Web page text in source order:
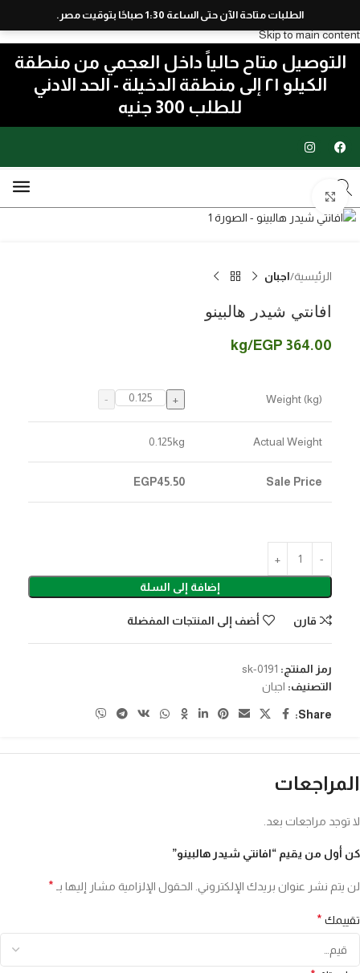
Skip to navigation
Skip to main content
التوصيل متاح حالياً داخل العجمي من منطقة
الكيلو ٢١ إلى منطقة الدخيلة - الحد الادني
للطلب 300 جنيه
الرئيسية اجبان
افانتي شيدر هالبينو
EGP 364.00
/kg
Weight (kg)
Actual Weight
0.125kg
Sale Price
EGP45.50
إضافة إلى السلة
قارن أضف إلى المنتجات المفضلة
رمز المنتج: sk-0191
التصنيف: اجبان
Share:
المراجعات
لا توجد مراجعات بعد.
كن أول من يقيم “افانتي شيدر هالبينو”
لن يتم نشر عنوان بريدك الإلكتروني. الحقول الإلزامية مشار إليها بـ *
تقييمك *
الطلبات متاحة الآن حتى الساعة 1:30 صباحًا بتوقيت مصر.